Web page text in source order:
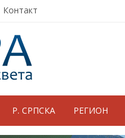
Контакт
Р. СРПСКА РЕГИОН